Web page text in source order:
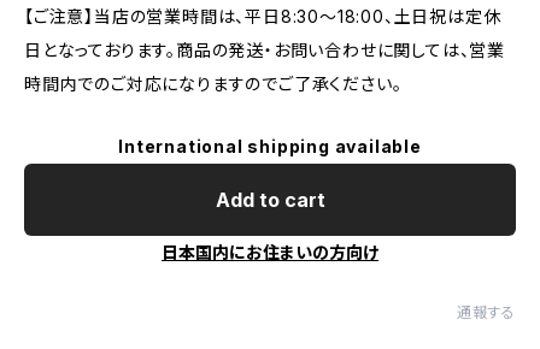
【ご注意】当店の営業時間は、平日8:30～18:00、土日祝は定休
日となっております。商品の発送・お問い合わせに関しては、営業
時間内でのご対応になりますのでご了承ください。
International shipping available
Add to cart
日本国内にお住まいの方向け
通報する